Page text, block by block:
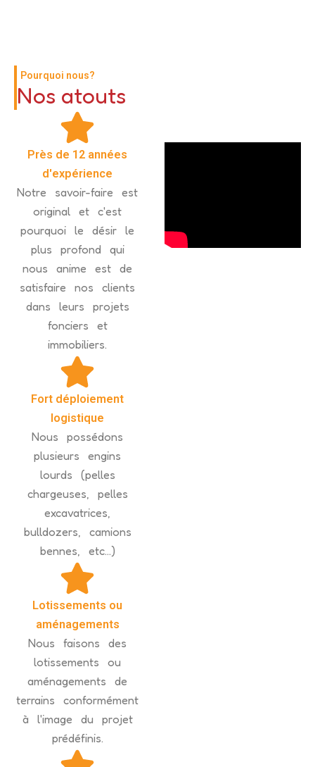
Pourquoi nous?
Nos atouts
Près de 12 années
d'expérience
Notre savoir-faire est
original et c'est
pourquoi le désir le
plus profond qui
nous anime est de
satisfaire nos clients
dans leurs projets
fonciers et
immobiliers.
Fort déploiement
logistique
Nous possédons
plusieurs engins
lourds (pelles
chargeuses, pelles
excavatrices,
bulldozers, camions
bennes, etc...)
Lotissements ou
aménagements
Nous faisons des
lotissements ou
aménagements de
terrains conformément
à l'image du projet
prédéfinis.